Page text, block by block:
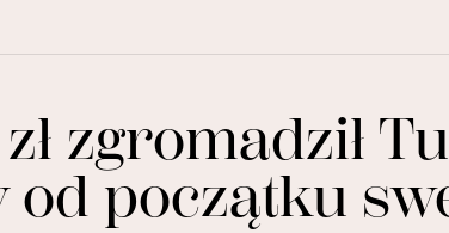
zgromadził
początku